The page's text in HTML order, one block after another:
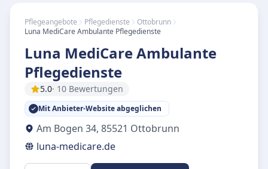
Pflegeangebote Pflegedienste
Ottobrunn
Luna MediCare Ambulante Pflegedienste
Luna MediCare Ambulante
Pflegedienste
5.0· 10 Bewertungen
Mit Anbieter-Website abgeglichen
Am Bogen 34, 85521 Ottobrunn
luna-medicare.de